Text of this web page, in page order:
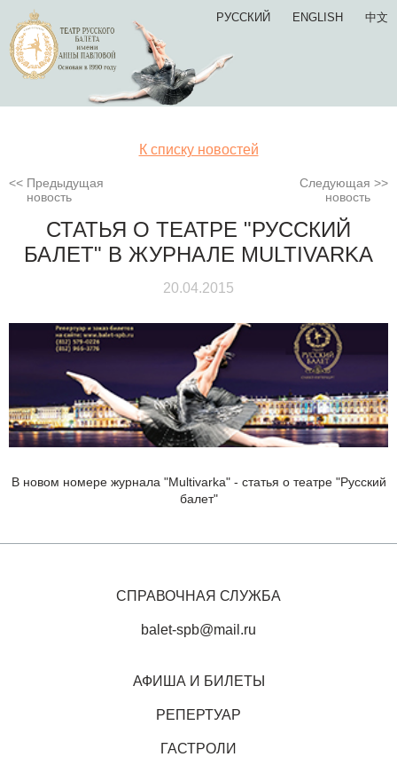
РУССКИЙ ENGLISH 中文
К списку новостей
Предыдущая
новость
СТАТЬЯ О ТЕАТРЕ "РУССКИЙ
БАЛЕТ" В ЖУРНАЛЕ MULTIVARKA
20.04.2015
Следующая
новость
В новом номере журнала "Multivarka" - статья о театре "Русский
балет"
АФИША И БИЛЕТЫ
РЕПЕРТУАР
ГАСТРОЛИ
СПРАВОЧНАЯ СЛУЖБА
balet-spb@mail.ru